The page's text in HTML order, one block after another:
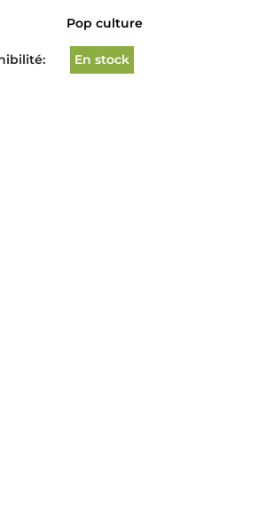
Pop culture
En stock